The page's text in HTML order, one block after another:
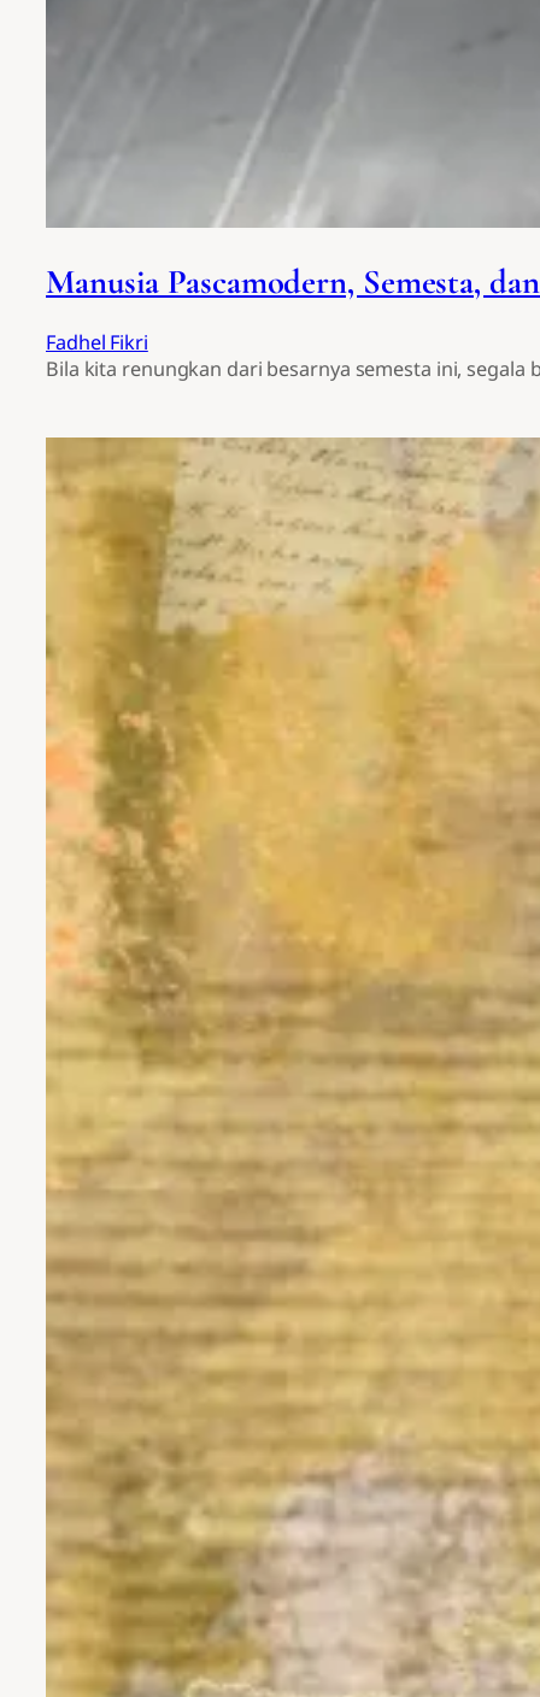
Manusia Pascamodern, Semesta,
Fadhel Fikri
Bila kita renungkan dari besarnya semesta ini,